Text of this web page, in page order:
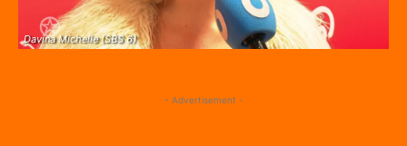
Davina Michelle (SBS 6)
- Advertisement -